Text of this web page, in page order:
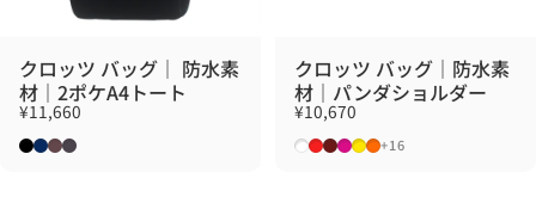
クロッツ バッグ｜ 防水素
材｜2ポケA4トート
¥11,660
ブラック
ネイビー
ブラウン
チャコール
クロッツ バッグ｜防水素
材｜パンダショルダー
¥10,670
ホワイト
レッド
マルーン
ローズ
イエロー
オレンジ
+16